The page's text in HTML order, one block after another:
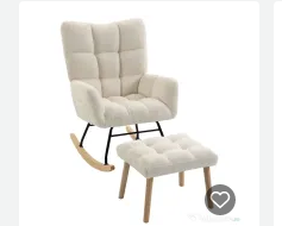
Eucalipt, Negru